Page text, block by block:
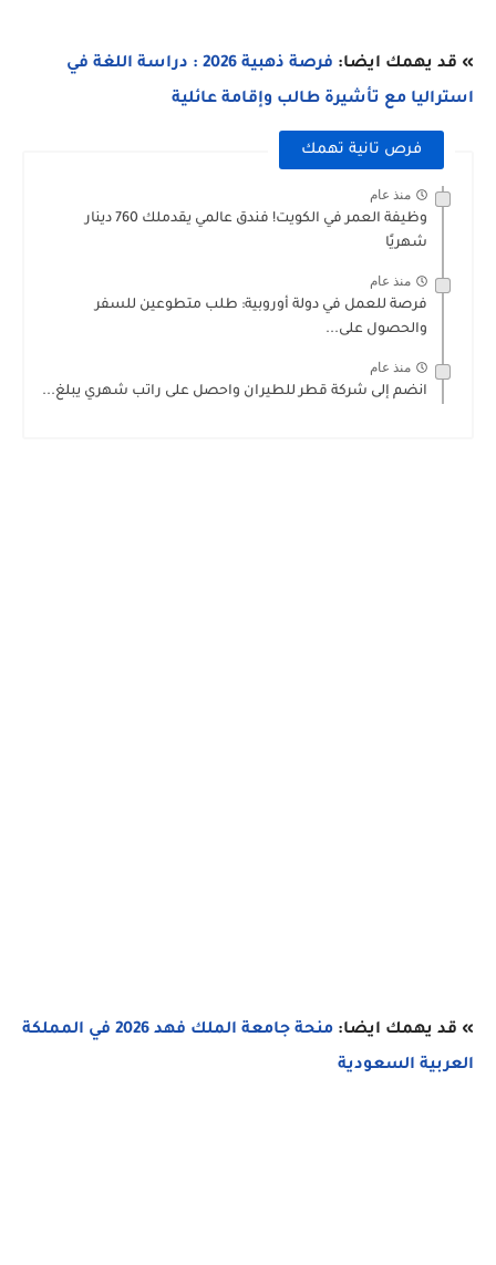
» قد يهمك ايضا:
فرصة ذهبية 2026 : دراسة اللغة في
استراليا مع تأشيرة طالب وإقامة عائلية
فرص تانية تهمك
منذ عام
وظيفة العمر في الكويت! فندق عالمي يقدملك 760 دينار
شهريًا
منذ عام
فرصة للعمل في دولة أوروبية: طلب متطوعين للسفر
والحصول على...
منذ عام
انضم إلى شركة قطر للطيران واحصل على راتب شهري يبلغ...
» قد يهمك ايضا:
منحة جامعة الملك فهد 2026 في المملكة
العربية السعودية